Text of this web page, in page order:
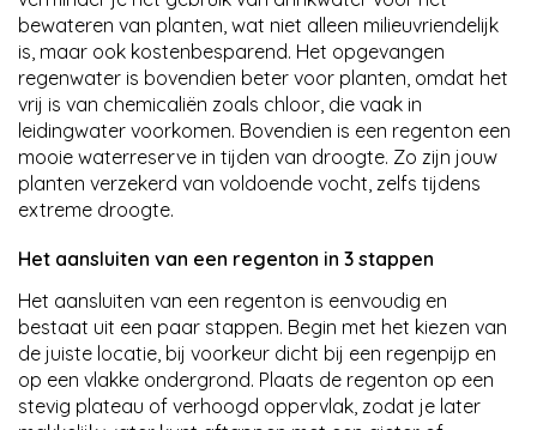
bewateren van planten, wat niet alleen milieuvriendelijk
is, maar ook kostenbesparend. Het opgevangen
regenwater is bovendien beter voor planten, omdat het
vrij is van chemicaliën zoals chloor, die vaak in
leidingwater voorkomen. Bovendien is een regenton een
mooie waterreserve in tijden van droogte. Zo zijn jouw
planten verzekerd van voldoende vocht, zelfs tijdens
extreme droogte.
Het aansluiten van een regenton in 3 stappen
Het aansluiten van een regenton is eenvoudig en
bestaat uit een paar stappen. Begin met het kiezen van
de juiste locatie, bij voorkeur dicht bij een regenpijp en
op een vlakke ondergrond. Plaats de regenton op een
stevig plateau of verhoogd oppervlak, zodat je later